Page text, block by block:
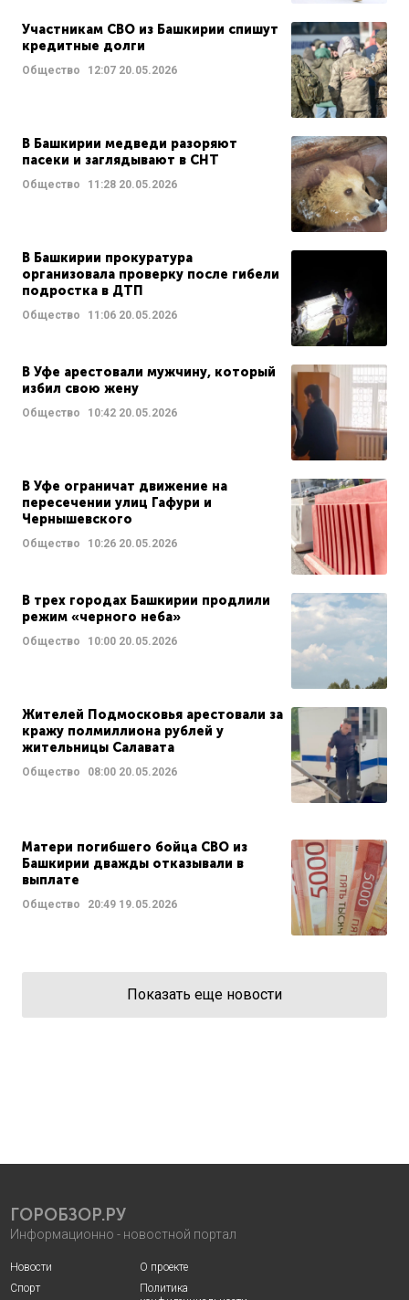
Участникам СВО из Башкирии спишут
кредитные долги
Общество 12:07 20.05.2026
В Башкирии медведи разоряют
пасеки и заглядывают в СНТ
Общество 11:28 20.05.2026
В Башкирии прокуратура
организовала проверку после гибели
подростка в ДТП
Общество 11:06 20.05.2026
В Уфе арестовали мужчину, который
избил свою жену
Общество 10:42 20.05.2026
В Уфе ограничат движение на
пересечении улиц Гафури и
Чернышевского
Общество 10:26 20.05.2026
В трех городах Башкирии продлили
режим «черного неба»
Общество 10:00 20.05.2026
Жителей Подмосковья арестовали за
кражу полмиллиона рублей у
жительницы Салавата
Общество 08:00 20.05.2026
Матери погибшего бойца СВО из
Башкирии дважды отказывали в
выплате
Общество 20:49 19.05.2026
Показать еще новости
ГОРОБЗОР.РУ
Информационно - новостной портал
Новости
Спорт
О проекте
Политика